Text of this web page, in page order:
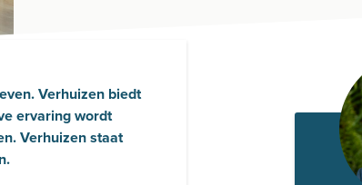
Verhuizen biedt
ervaring wordt
Verhuizen staat